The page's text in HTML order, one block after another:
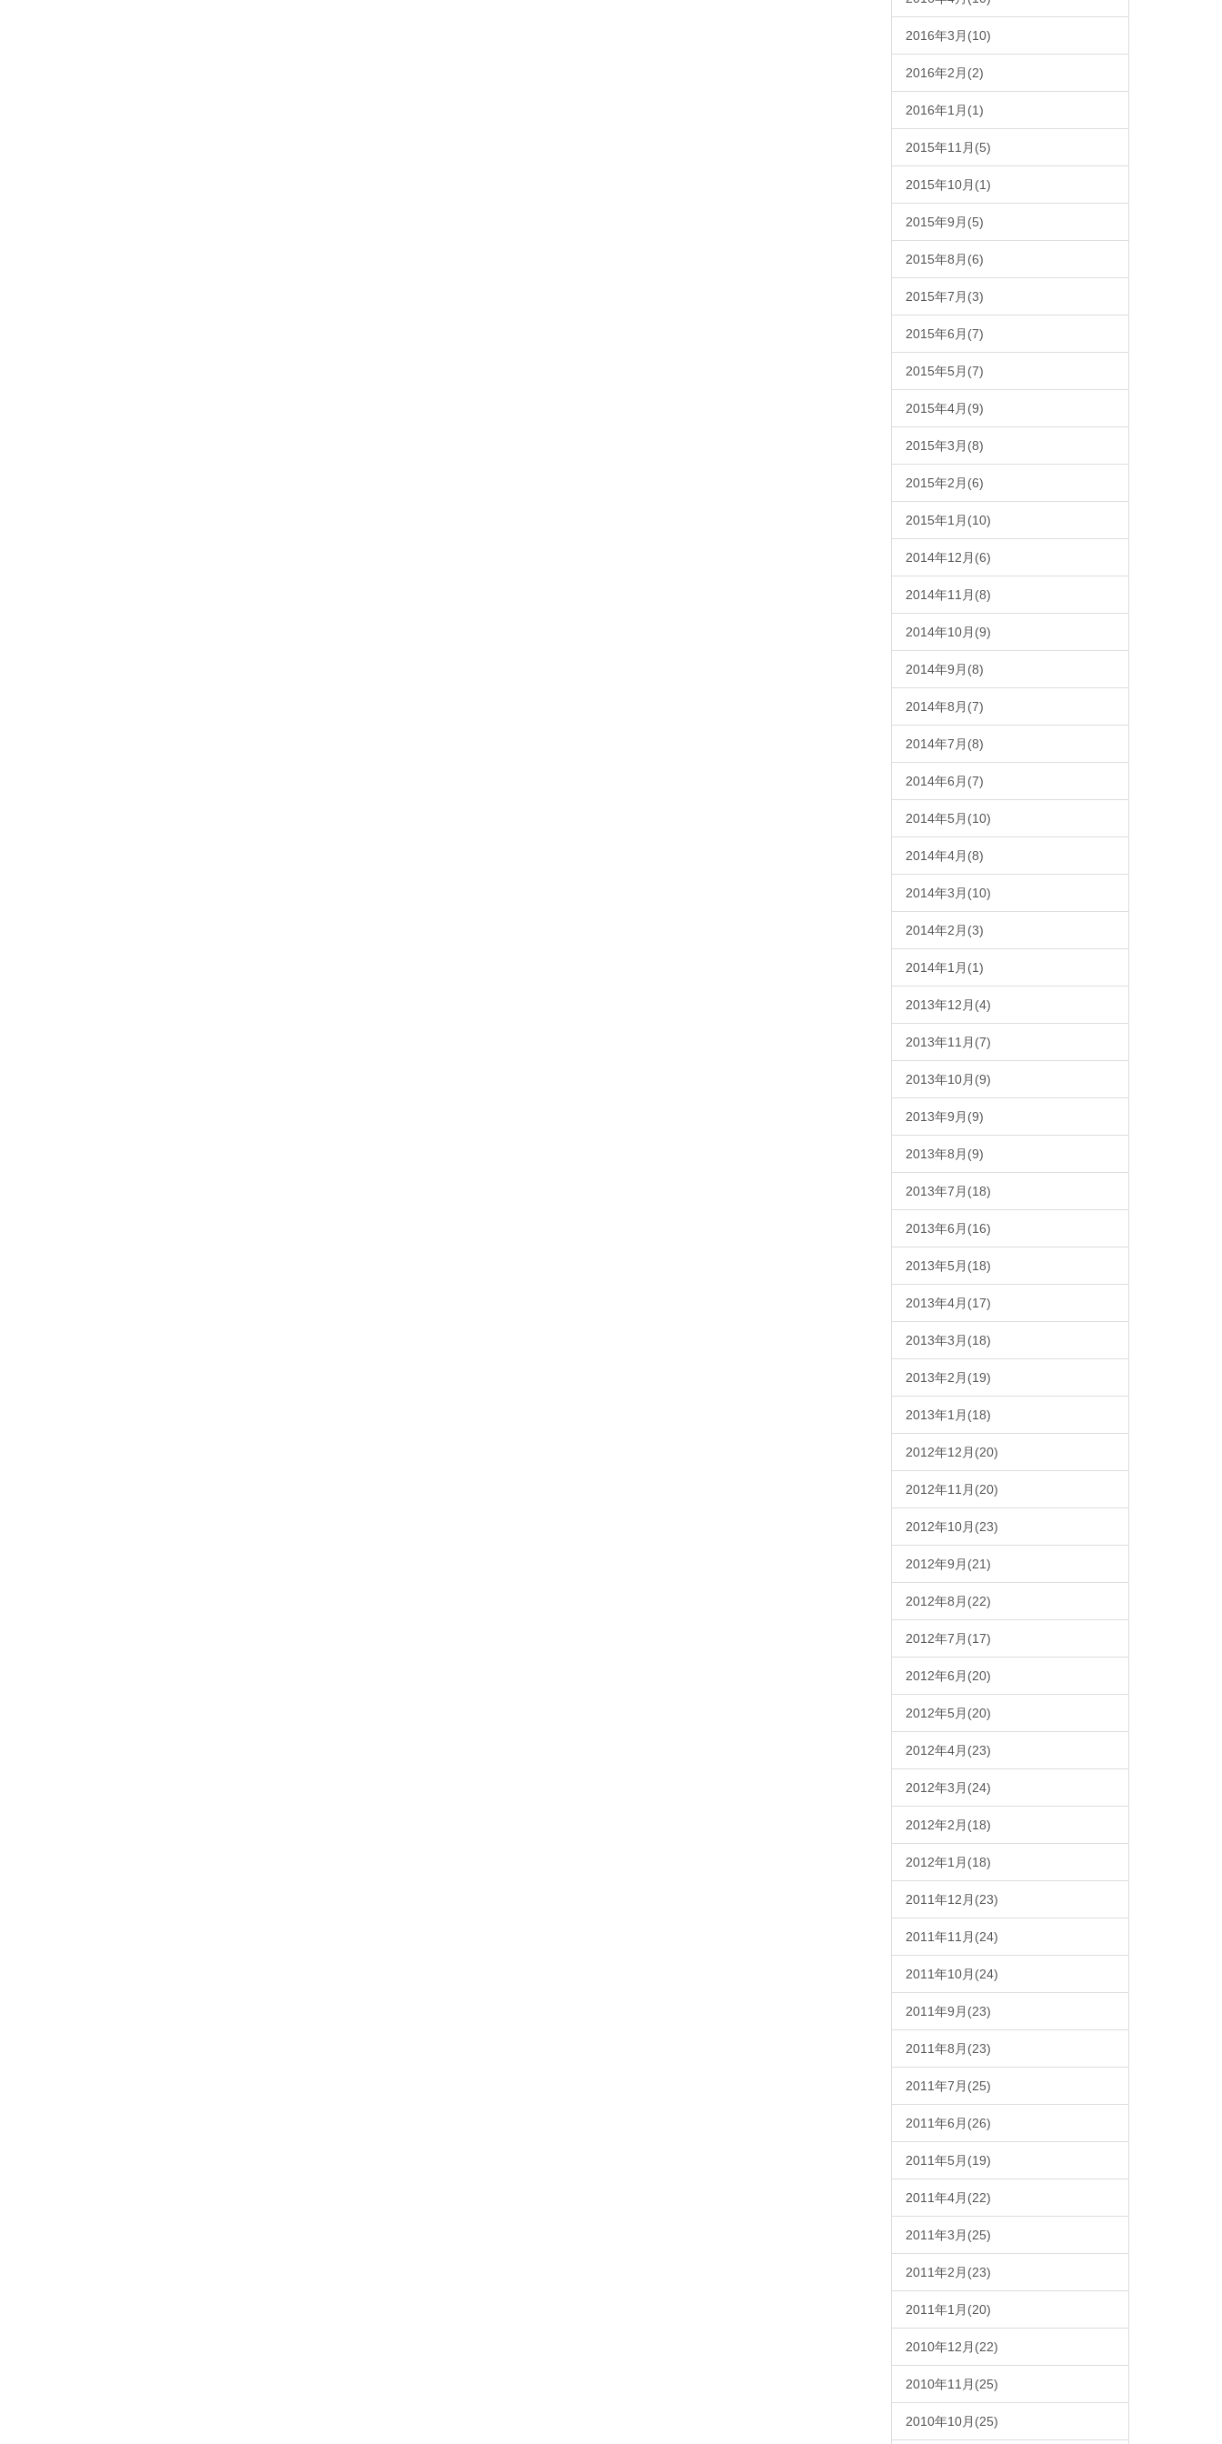
2016年3月(10)
2016年2月(2)
2016年1月(1)
2015年11月(5)
2015年10月(1)
2015年9月(5)
2015年8月(6)
2015年7月(3)
2015年6月(7)
2015年5月(7)
2015年4月(9)
2015年3月(8)
2015年2月(6)
2015年1月(10)
2014年12月(6)
2014年11月(8)
2014年10月(9)
2014年9月(8)
2014年8月(7)
2014年7月(8)
2014年6月(7)
2014年5月(10)
2014年4月(8)
2014年3月(10)
2014年2月(3)
2014年1月(1)
2013年12月(4)
2013年11月(7)
2013年10月(9)
2013年9月(9)
2013年8月(9)
2013年7月(18)
2013年6月(16)
2013年5月(18)
2013年4月(17)
2013年3月(18)
2013年2月(19)
2013年1月(18)
2012年12月(20)
2012年11月(20)
2012年10月(23)
2012年9月(21)
2012年8月(22)
2012年7月(17)
2012年6月(20)
2012年5月(20)
2012年4月(23)
2012年3月(24)
2012年2月(18)
2012年1月(18)
2011年12月(23)
2011年11月(24)
2011年10月(24)
2011年9月(23)
2011年8月(23)
2011年7月(25)
2011年6月(26)
2011年5月(19)
2011年4月(22)
2011年3月(25)
2011年2月(23)
2011年1月(20)
2010年12月(22)
2010年11月(25)
2010年10月(25)